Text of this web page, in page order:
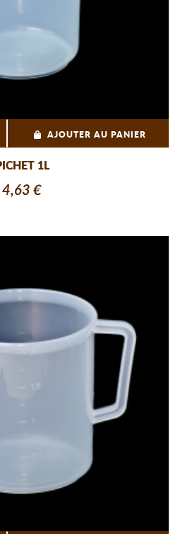
AJOUTER AU PANIER
1L
4,63 €